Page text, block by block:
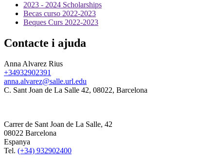
2023 - 2024 Scholarships
Becas curso 2022-2023
Beques Curs 2022-2023
Contacte i ajuda
Anna Alvarez Rius
+34932902391
anna.alvarez@salle.url.edu
C. Sant Joan de La Salle 42, 08022, Barcelona
Carrer de Sant Joan de La Salle, 42
08022 Barcelona
Espanya
Tel. (+34) 932902400